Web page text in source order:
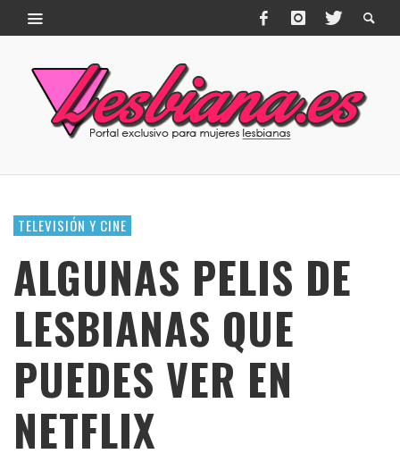
TELEVISIÓN Y CINE
ALGUNAS PELIS DE
LESBIANAS QUE
PUEDES VER EN
NETFLIX